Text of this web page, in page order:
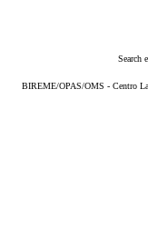
Search
BIREME/OPAS/OMS - Centro